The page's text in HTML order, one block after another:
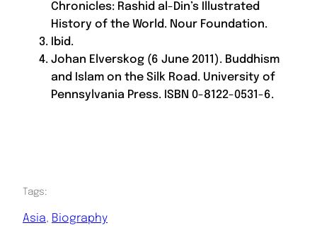
Chronicles: Rashid al-Din’s Illustrated
History of the World. Nour Foundation.
Ibid.
Johan Elverskog (6 June 2011). Buddhism
and Islam on the Silk Road. University of
Pennsylvania Press. ISBN 0-8122-0531-6.
Tags:
Asia, Biography